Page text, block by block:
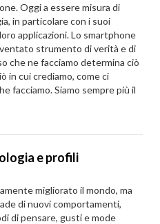
Oggi a essere misura di
in particolare con i suoi
applicazioni. Lo smartphone
strumento di verità e di
che ne facciamo determina ciò
in cui crediamo, come ci
facciamo. Siamo sempre più il
e profili
migliorato il mondo, ma
di nuovi comportamenti,
di pensare, gusti e mode